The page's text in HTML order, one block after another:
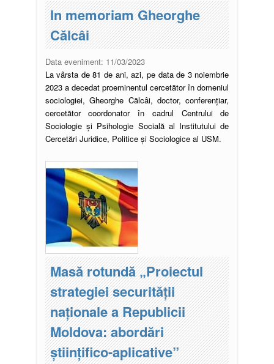
In memoriam Gheorghe
Călcâi
Data eveniment: 11/03/2023
La vârsta de 81 de ani, azi, pe data de 3 noiembrie
2023 a decedat proeminentul cercetător în domeniul
sociologiei, Gheorghe Călcâi, doctor, conferențiar,
cercetător coordonator în cadrul Centrului de
Sociologie și Psihologie Socială al Institutului de
Cercetări Juridice, Politice și Sociologice al USM.
Masă rotundă „Proiectul
strategiei securității
naționale a Republicii
Moldova: abordări
științifico-aplicative”